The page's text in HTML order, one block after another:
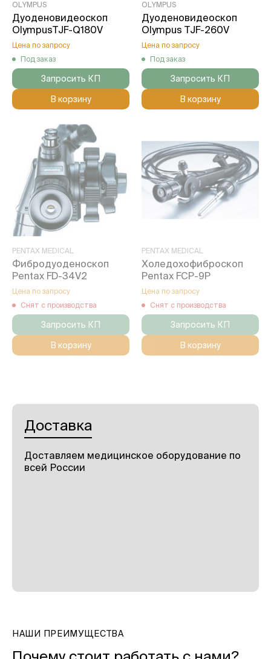
OLYMPUS
Дуоденовидеоскоп
OlympusTJF-Q180V
Цена по запросу
Под заказ
Запросить КП
В корзину
OLYMPUS
Дуоденовидеоскоп
Olympus TJF-260V
Цена по запросу
Под заказ
Запросить КП
В корзину
PENTAX MEDICAL
Фибродуоденоскоп
Pentax FD-34V2
Цена по запросу
Снят с производства
Запросить КП
В корзину
PENTAX MEDICAL
Холедохофиброскоп
Pentax FCP-9P
Цена по запросу
Снят с производства
Запросить КП
В корзину
Доставка
Доставляем медицинское оборудование по
всей России
НАШИ ПРЕИМУЩЕСТВА